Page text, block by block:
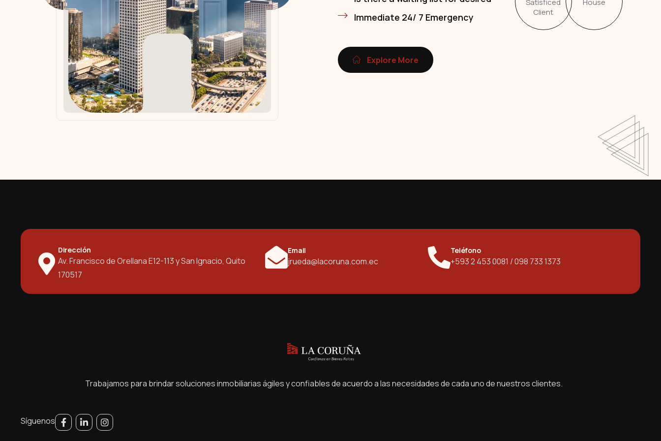
Immediate 24/ 7 Emergency
Satisficed
Client
House
Explore More
Dirección
Av. Francisco de Orellana E12-113 y San Ignacio, Quito
170517
Email
jrueda@lacoruna.com.ec
Teléfono
+593 2 453 0081 / 098 733 1373
Trabajamos para brindar soluciones inmobiliarias ágiles y confiables de acuerdo a las necesidades de cada uno de nuestros clientes.
Síguenos